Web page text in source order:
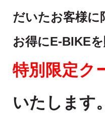
だいたお客様に
お得にE-BIKEを
特別限定ク
いたします。